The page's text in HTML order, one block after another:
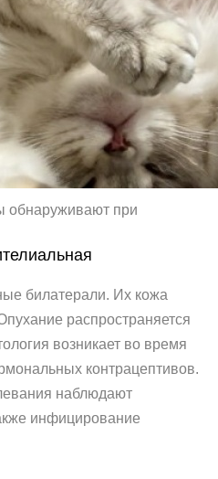
обнаруживают при
билатерали. Их кожа
распространяется
возникает во время
контрацептивов.
наблюдают
инфицирование